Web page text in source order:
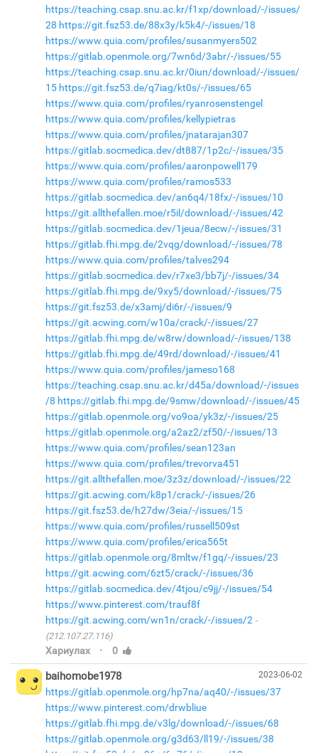
https://teaching.csap.snu.ac.kr/f1xp/download/-/issues/
28 https://git.fsz53.de/88x3y/k5k4/-/issues/18
https://www.quia.com/profiles/susanmyers502
https://gitlab.openmole.org/7wn6d/3abr/-/issues/55
https://teaching.csap.snu.ac.kr/0iun/download/-/issues/
15 https://git.fsz53.de/q7iag/kt0s/-/issues/65
https://www.quia.com/profiles/ryanrosenstengel
https://www.quia.com/profiles/kellypietras
https://www.quia.com/profiles/jnatarajan307
https://gitlab.socmedica.dev/dt887/1p2c/-/issues/35
https://www.quia.com/profiles/aaronpowell179
https://www.quia.com/profiles/ramos533
https://gitlab.socmedica.dev/an6q4/18fx/-/issues/10
https://git.allthefallen.moe/r5il/download/-/issues/42
https://gitlab.socmedica.dev/1jeua/8ecw/-/issues/31
https://gitlab.fhi.mpg.de/2vqg/download/-/issues/78
https://www.quia.com/profiles/talves294
https://gitlab.socmedica.dev/r7xe3/bb7j/-/issues/34
https://gitlab.fhi.mpg.de/9xy5/download/-/issues/75
https://git.fsz53.de/x3amj/di6r/-/issues/9
https://git.acwing.com/w10a/crack/-/issues/27
https://gitlab.fhi.mpg.de/w8rw/download/-/issues/138
https://gitlab.fhi.mpg.de/49rd/download/-/issues/41
https://www.quia.com/profiles/jameso168
https://teaching.csap.snu.ac.kr/d45a/download/-/issues
/8 https://gitlab.fhi.mpg.de/9smw/download/-/issues/45
https://gitlab.openmole.org/vo9oa/yk3z/-/issues/25
https://gitlab.openmole.org/a2az2/zf50/-/issues/13
https://www.quia.com/profiles/sean123an
https://www.quia.com/profiles/trevorva451
https://git.allthefallen.moe/3z3z/download/-/issues/22
https://git.acwing.com/k8p1/crack/-/issues/26
https://git.fsz53.de/h27dw/3eia/-/issues/15
https://www.quia.com/profiles/russell509st
https://www.quia.com/profiles/erica565t
https://gitlab.openmole.org/8mltw/f1gq/-/issues/23
https://git.acwing.com/6zt5/crack/-/issues/36
https://gitlab.socmedica.dev/4tjou/c9jj/-/issues/54
https://www.pinterest.com/trauf8f
https://git.acwing.com/wn1n/crack/-/issues/2
(212.107.27.116)
Хариулах · 0
2023-06-02
baihomobe1978
https://gitlab.openmole.org/hp7na/aq40/-/issues/37
https://www.pinterest.com/drwbliue
https://gitlab.fhi.mpg.de/v3lg/download/-/issues/68
https://gitlab.openmole.org/g3d63/ll19/-/issues/38